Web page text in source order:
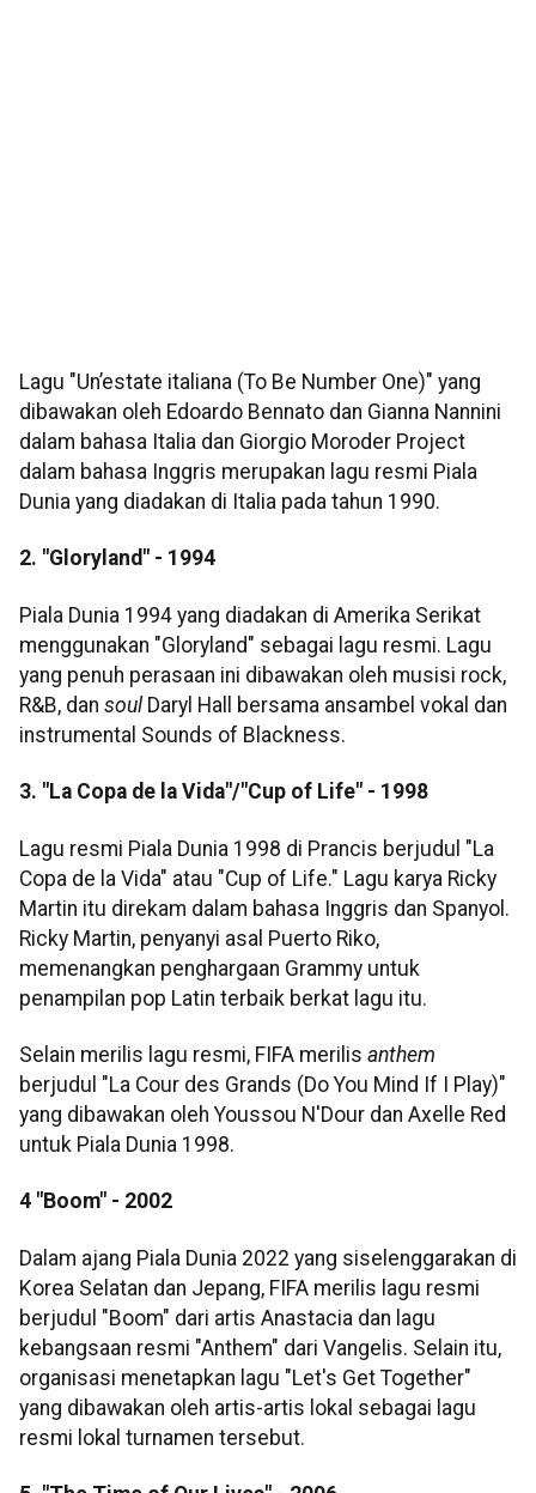
Lagu "Un’estate italiana (To Be Number One)" yang
dibawakan oleh Edoardo Bennato dan Gianna Nannini
dalam bahasa Italia dan Giorgio Moroder Project
dalam bahasa Inggris merupakan lagu resmi Piala
Dunia yang diadakan di Italia pada tahun 1990.
2. "Gloryland" - 1994
Piala Dunia 1994 yang diadakan di Amerika Serikat
menggunakan "Gloryland" sebagai lagu resmi. Lagu
yang penuh perasaan ini dibawakan oleh musisi rock,
R&B, dan soulDaryl Hall bersama ansambel vokal dan
instrumental Sounds of Blackness.
3. "La Copa de la Vida"/"Cup of Life" - 1998
Lagu resmi Piala Dunia 1998 di Prancis berjudul "La
Copa de la Vida" atau "Cup of Life." Lagu karya Ricky
Martin itu direkam dalam bahasa Inggris dan Spanyol.
Ricky Martin, ​​​​penyanyi asal Puerto Riko,
memenangkan penghargaan Grammy untuk
penampilan pop Latin terbaik berkat lagu itu.
Selain merilis lagu resmi, FIFA merilis anthem
berjudul "La Cour des Grands (Do You Mind If I Play)"
yang dibawakan oleh Youssou N'Dour dan Axelle Red
untuk Piala Dunia 1998.
4 "Boom" - 2002
Dalam ajang Piala Dunia 2022 yang siselenggarakan di
Korea Selatan dan Jepang, FIFA merilis lagu resmi
berjudul "Boom" dari artis Anastacia dan lagu
kebangsaan resmi "Anthem" dari Vangelis. Selain itu,
organisasi menetapkan lagu "Let's Get Together"
yang dibawakan oleh artis-artis lokal sebagai lagu
resmi lokal turnamen tersebut.